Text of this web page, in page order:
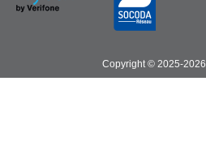
Copyright © 2025-2026